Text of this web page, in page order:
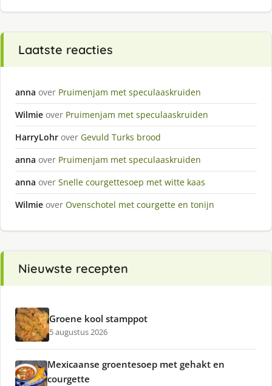
Laatste reacties
anna over Pruimenjam met speculaaskruiden
Wilmie over Pruimenjam met speculaaskruiden
HarryLohr over Gevuld Turks brood
anna over Pruimenjam met speculaaskruiden
anna over Snelle courgettesoep met witte kaas
Wilmie over Ovenschotel met courgette en tonijn
Nieuwste recepten
Groene kool stamppot
5 augustus 2026
Mexicaanse groentesoep met gehakt en
courgette